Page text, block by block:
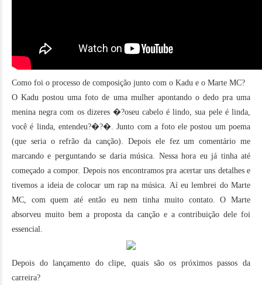
Como foi o processo de composição junto com o Kadu e o Marte MC?
O Kadu postou uma foto de uma mulher apontando o dedo pra uma
menina negra com os dizeres �?oseu cabelo é lindo, sua pele é linda,
você é linda, entendeu?�?�. Junto com a foto ele postou um poema
(que seria o refrão da canção). Depois ele fez um comentário me
marcando e perguntando se daria música. Nessa hora eu já tinha até
começado a compor. Depois nos encontramos pra acertar uns detalhes e
tivemos a ideia de colocar um rap na música. Aí eu lembrei do Marte
MC, com quem até então eu nem tinha muito contato. O Marte
absorveu muito bem a proposta da canção e a contribuição dele foi
essencial.
Depois do lançamento do clipe, quais são os próximos passos da
carreira?